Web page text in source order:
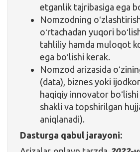
etganlik tajribasiga ega
Nomzodning
oʻrtachadan yuqori
tahliliy hamda muloqot
ega boʻlishi kerak.
Nomzod arizasida
(data), biznes yoki
haqiqiy innovator
shakli va topshirilgan
aniqlanadi).
Dasturga qabul jarayoni: